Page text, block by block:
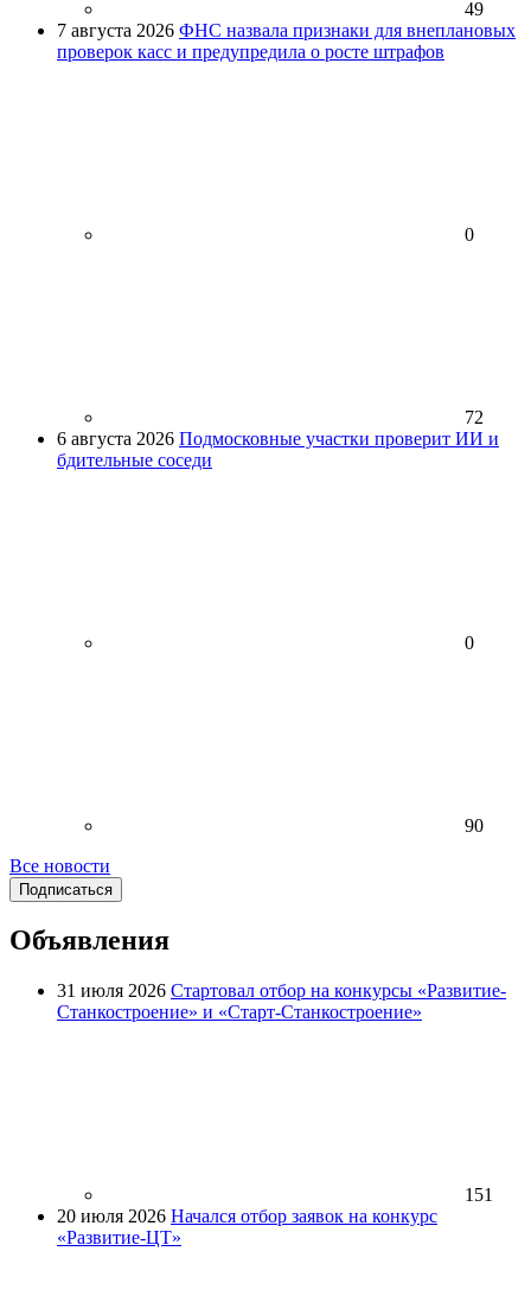
49
7 августа 2026 ФНС назвала признаки для внеплановых
проверок касс и предупредила о росте штрафов
0
72
6 августа 2026 Подмосковные участки проверит ИИ и
бдительные соседи
0
90
Все новости
Подписаться
Объявления
31 июля 2026 Стартовал отбор на конкурсы «Развитие-
Станкостроение» и «Старт-Станкостроение»
151
20 июля 2026 Начался отбор заявок на конкурс
«Развитие-ЦТ»